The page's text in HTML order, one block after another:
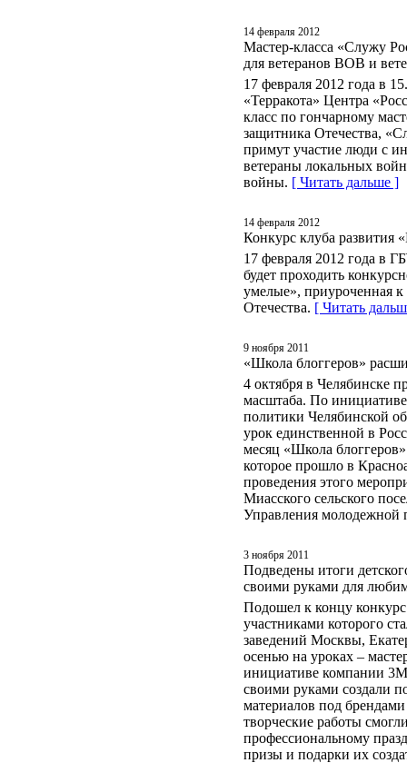
14 февраля 2012
Мастер-класса «Служу
для ветеранов ВОВ и
17 февраля 2012 года в
«Терракота» Центра
класс по гончарному
защитника Отечества,
примут участие люди с
ветераны локальных
войны. [ Читать дальше ]
14 февраля 2012
Конкурс клуба развития
17 февраля 2012 года в
будет проходить
умелые», приуроченная
Отечества. [ Читать
9 ноября 2011
«Школа блоггеров»
4 октября в Челябинске
масштаба. По
политики Челябинской
урок единственной в
месяц «Школа
которое прошло в
проведения этого
Миасского сельского
Управления молодежной
3 ноября 2011
Подведены итоги
своими руками для
Подошел к концу
участниками которого
заведений Москвы,
осенью на уроках –
инициативе компании 3М
своими руками создали
материалов под
творческие работы
профессиональному
призы и подарки их